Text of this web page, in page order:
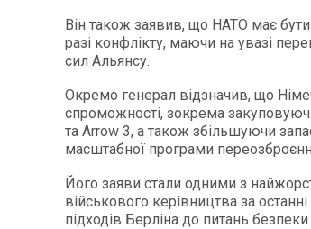
Він також заявив, що НАТО має
разі конфлікту, маючи на увазі
сил Альянсу.
Окремо генерал відзначив, що
спроможності, зокрема
та Arrow 3, а також збільшуючи
масштабної програми
Його заяви стали одними з
військового керівництва за
підходів Берліна до питань безпеки